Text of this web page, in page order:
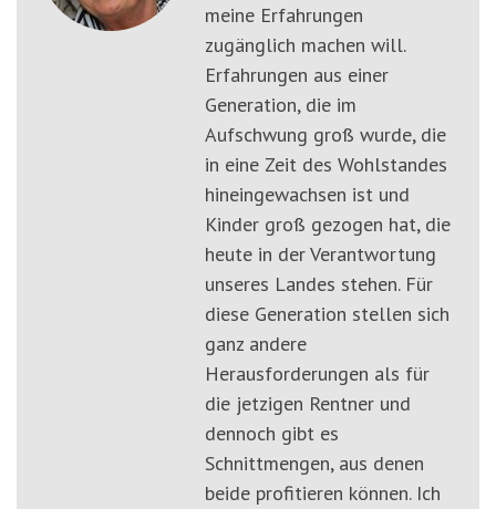
meine Erfahrungen
zugänglich machen will.
Erfahrungen aus einer
Generation, die im
Aufschwung groß wurde, die
in eine Zeit des Wohlstandes
hineingewachsen ist und
Kinder groß gezogen hat, die
heute in der Verantwortung
unseres Landes stehen. Für
diese Generation stellen sich
ganz andere
Herausforderungen als für
die jetzigen Rentner und
dennoch gibt es
Schnittmengen, aus denen
beide profitieren können. Ich